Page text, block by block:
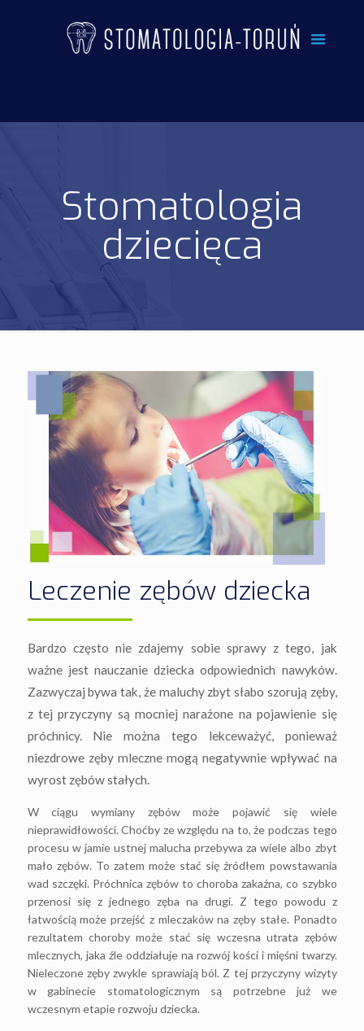
Stomatologia
dziecięca
Leczenie zębów dziecka
Bardzo często nie zdajemy sobie sprawy z tego, jak
ważne jest nauczanie dziecka odpowiednich nawyków.
Zazwyczaj bywa tak, że maluchy zbyt słabo szorują zęby,
z tej przyczyny są mocniej narażone na pojawienie się
próchnicy. Nie można tego lekceważyć, ponieważ
niezdrowe zęby mleczne mogą negatywnie wpływać na
wyrost zębów stałych.
W ciągu wymiany zębów może pojawić się wiele
nieprawidłowości. Choćby ze względu na to, że podczas tego
procesu w jamie ustnej malucha przebywa za wiele albo zbyt
mało zębów. To zatem może stać się źródłem powstawania
wad szczęki. Próchnica zębów to choroba zakaźna, co szybko
przenosi się z jednego zęba na drugi. Z tego powodu z
łatwością może przejść z mleczaków na zęby stałe. Ponadto
rezultatem choroby może stać się wczesna utrata zębów
mlecznych, jaka źle oddziałuje na rozwój kości i mięśni twarzy.
Nieleczone zęby zwykle sprawiają ból. Z tej przyczyny wizyty
w gabinecie stomatologicznym są potrzebne już we
wczesnym etapie rozwoju dziecka.